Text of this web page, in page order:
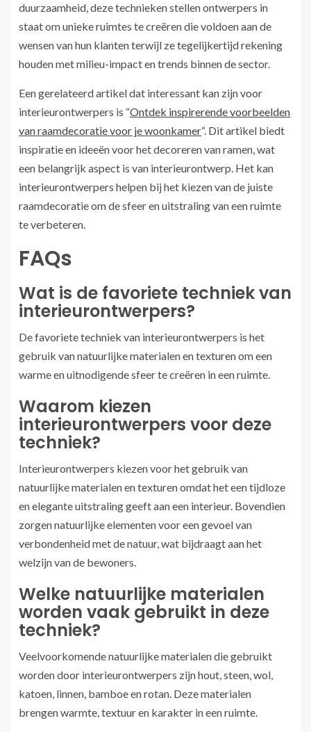
duurzaamheid, deze technieken stellen ontwerpers in
staat om unieke ruimtes te creëren die voldoen aan de
wensen van hun klanten terwijl ze tegelijkertijd rekening
houden met milieu-impact en trends binnen de sector.
Een gerelateerd artikel dat interessant kan zijn voor
interieurontwerpers is “Ontdek inspirerende voorbeelden
van raamdecoratie voor je woonkamer“. Dit artikel biedt
inspiratie en ideeën voor het decoreren van ramen, wat
een belangrijk aspect is van interieurontwerp. Het kan
interieurontwerpers helpen bij het kiezen van de juiste
raamdecoratie om de sfeer en uitstraling van een ruimte
te verbeteren.
FAQs
Wat is de favoriete techniek van
interieurontwerpers?
De favoriete techniek van interieurontwerpers is het
gebruik van natuurlijke materialen en texturen om een
warme en uitnodigende sfeer te creëren in een ruimte.
Waarom kiezen
interieurontwerpers voor deze
techniek?
Interieurontwerpers kiezen voor het gebruik van
natuurlijke materialen en texturen omdat het een tijdloze
en elegante uitstraling geeft aan een interieur. Bovendien
zorgen natuurlijke elementen voor een gevoel van
verbondenheid met de natuur, wat bijdraagt aan het
welzijn van de bewoners.
Welke natuurlijke materialen
worden vaak gebruikt in deze
techniek?
Veelvoorkomende natuurlijke materialen die gebruikt
worden door interieurontwerpers zijn hout, steen, wol,
katoen, linnen, bamboe en rotan. Deze materialen
brengen warmte, textuur en karakter in een ruimte.